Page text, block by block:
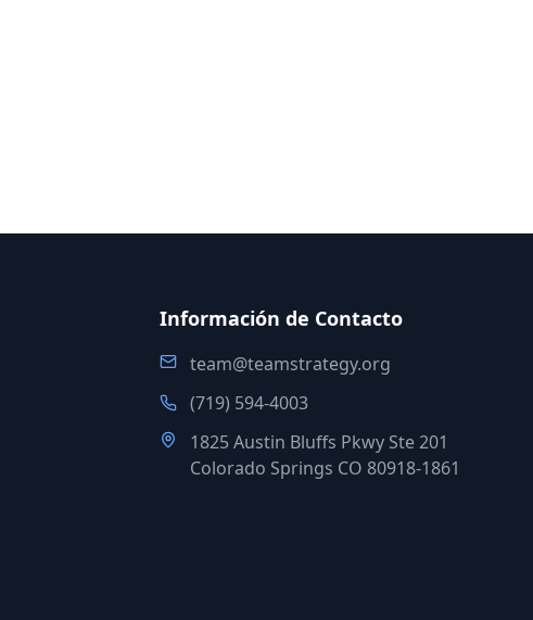
Información de Contacto
team@teamstrategy.org
(719) 594-4003
1825 Austin Bluffs Pkwy Ste 201
Colorado Springs CO 80918-1861